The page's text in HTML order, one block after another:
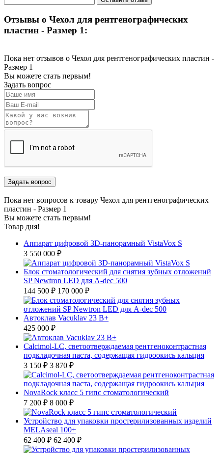
Отзывы о Чехол для рентгенографических
пластин - Размер 1:
Пока нет отзывов о Чехол для рентгенографических пластин -
Размер 1
Вы можете стать первым!
Задать вопрос
Пока нет вопросов к товару Чехол для рентгенографических
пластин - Размер 1
Вы можете стать первым!
Товар дня!
Аппарат цифровой ЗD-панорамный VistaVox S
3 550 000 ₽
Блок стоматологический для снятия зубных отложений
SP Newtron LED для A-dec 500
144 500 ₽ 170 000 ₽
Автоклав Vacuklav 23 B+
425 000 ₽
Calcimol-LC, светоотверждаемая рентгеноконтрастная
подкладочная паста, содержащая гидроокись кальция
3 150 ₽ 3 870 ₽
NovaRock класс 5 гипс стоматологический
7 200 ₽ 8 000 ₽
Устройство для упаковки простерилизованных изделий
MELAseal 100+
62 400 ₽ 62 400 ₽